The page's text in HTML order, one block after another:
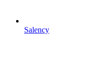
Salency